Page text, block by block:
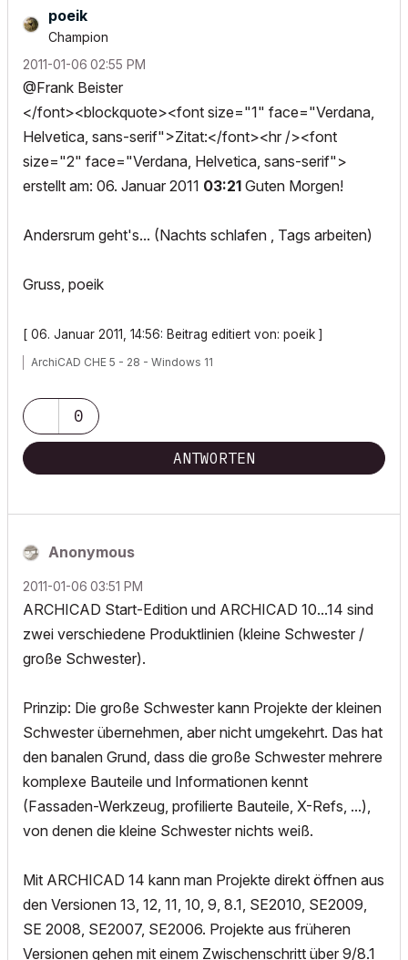
poeik
Champion
‎2011-01-06 02:55 PM
@Frank Beister
</font><blockquote><font size="1" face="Verdana,
Helvetica, sans-serif">Zitat:</font><hr /><font
size="2" face="Verdana, Helvetica, sans-serif">
erstellt am: 06. Januar 2011 03:21 Guten Morgen!
Andersrum geht's... (Nachts schlafen , Tags arbeiten)
Gruss, poeik
[ 06. Januar 2011, 14:56: Beitrag editiert von: poeik ]
ArchiCAD CHE 5 - 28 - Windows 11
0
ANTWORTEN
Anonymous
‎2011-01-06 03:51 PM
ARCHICAD Start-Edition und ARCHICAD 10...14 sind
zwei verschiedene Produktlinien (kleine Schwester /
große Schwester).
Prinzip: Die große Schwester kann Projekte der kleinen
Schwester übernehmen, aber nicht umgekehrt. Das hat
den banalen Grund, dass die große Schwester mehrere
komplexe Bauteile und Informationen kennt
(Fassaden-Werkzeug, profilierte Bauteile, X-Refs, ...),
von denen die kleine Schwester nichts weiß.
Mit ARCHICAD 14 kann man Projekte direkt öffnen aus
den Versionen 13, 12, 11, 10, 9, 8.1, SE2010, SE2009,
SE 2008, SE2007, SE2006. Projekte aus früheren
Versionen gehen mit einem Zwischenschritt über 9/8.1